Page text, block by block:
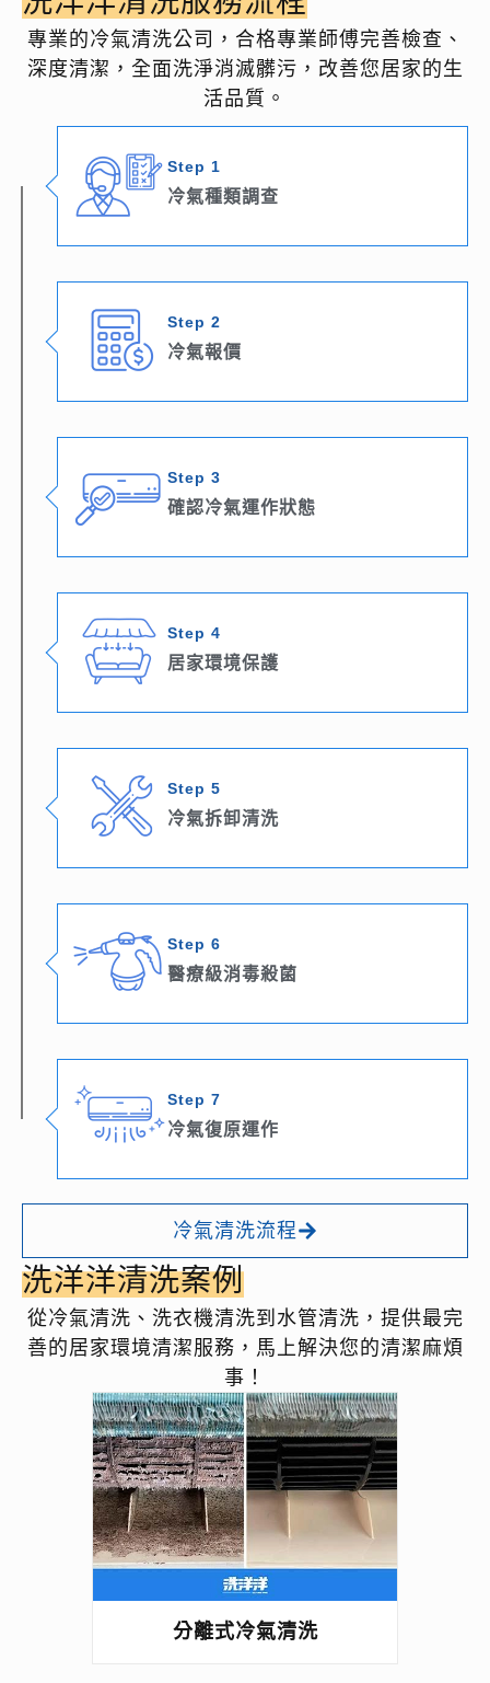
專業的冷氣清洗公司，合格專業師傅完善檢查、
深度清潔，全面洗淨消滅髒污，改善您居家的生
活品質。
Step 1
冷氣種類調查
Step 2
冷氣報價
Step 3
確認冷氣運作狀態
Step 4
居家環境保護
Step 5
冷氣拆卸清洗
Step 6
醫療級消毒殺菌
Step 7
冷氣復原運作
冷氣清洗流程
洗洋洋清洗案例
從冷氣清洗、洗衣機清洗到水管清洗，提供最完
善的居家環境清潔服務，馬上解決您的清潔麻煩
事！
分離式冷氣清洗